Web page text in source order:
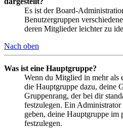
Es ist der Board-
Benutzergruppen
deren Mitglieder leichter zu
Nach oben
Was ist eine Hauptgruppe?
Wenn du Mitglied in mehr als
die Hauptgruppe dazu, deine
Gruppenrang, der bei dir
festzulegen. Ein
geben, deine Hauptgruppe im
festzulegen.